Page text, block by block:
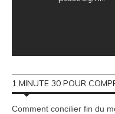
1 MINUTE 30 POUR
Comment concilier fin du